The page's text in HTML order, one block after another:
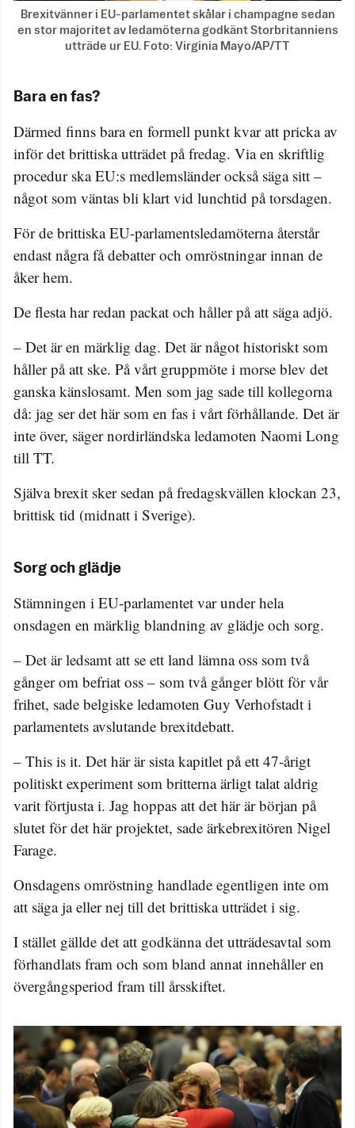
Brexitvänner i EU-parlamentet skålar i champagne sedan
en stor majoritet av ledamöterna godkänt Storbritanniens
utträde ur EU. Foto: Virginia Mayo/AP/TT
Bara en fas?
Därmed finns bara en formell punkt kvar att pricka av
inför det brittiska utträdet på fredag. Via en skriftlig
procedur ska EU:s medlemsländer också säga sitt –
något som väntas bli klart vid lunchtid på torsdagen.
För de brittiska EU-parlamentsledamöterna återstår
endast några få debatter och omröstningar innan de
åker hem.
De flesta har redan packat och håller på att säga adjö.
– Det är en märklig dag. Det är något historiskt som
håller på att ske. På vårt gruppmöte i morse blev det
ganska känslosamt. Men som jag sade till kollegorna
då: jag ser det här som en fas i vårt förhållande. Det är
inte över, säger nordirländska ledamoten Naomi Long
till TT.
Själva brexit sker sedan på fredagskvällen klockan 23,
brittisk tid (midnatt i Sverige).
Sorg och glädje
Stämningen i EU-parlamentet var under hela
onsdagen en märklig blandning av glädje och sorg.
– Det är ledsamt att se ett land lämna oss som två
gånger om befriat oss – som två gånger blött för vår
frihet, sade belgiske ledamoten Guy Verhofstadt i
parlamentets avslutande brexitdebatt.
– This is it. Det här är sista kapitlet på ett 47-årigt
politiskt experiment som britterna ärligt talat aldrig
varit förtjusta i. Jag hoppas att det här är början på
slutet för det här projektet, sade ärkebrexitören Nigel
Farage.
Onsdagens omröstning handlade egentligen inte om
att säga ja eller nej till det brittiska utträdet i sig.
I stället gällde det att godkänna det utträdesavtal som
förhandlats fram och som bland annat innehåller en
övergångsperiod fram till årsskiftet.